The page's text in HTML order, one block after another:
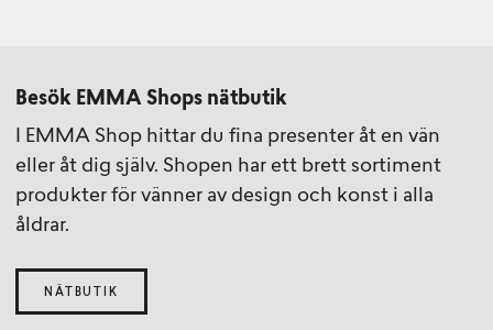
Besök EMMA Shops nätbutik
I EMMA Shop hittar du fina presenter åt en vän
eller åt dig själv. Shopen har ett brett sortiment
produkter för vänner av design och konst i alla
åldrar.
NÄTBUTIK